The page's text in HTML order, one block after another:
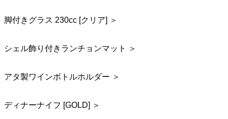
脚付きグラス 230cc [クリア] ＞
シェル飾り付きランチョンマット ＞
アタ製ワインボトルホルダー ＞
ディナーナイフ [GOLD] ＞